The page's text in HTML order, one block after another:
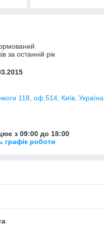
за останній рік
118, оф.514, Київ, Україна
з 09:00 до 18:00
графік роботи